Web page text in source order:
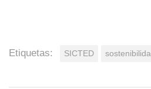
Etiquetas: SICTED